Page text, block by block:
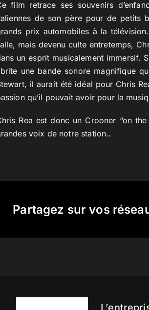
film retrace ses souvenirs
de son père pour de petits
prix automobiles à la
mais devenu culte entretemps,
un esprit musicalement immersif.
une bande sonore magnifique
il aurait été idéal pour Chris
qu’il pouvait avoir pour la
Rea est donc un Crooner “on
voix de notre station..
Partagez sur vos